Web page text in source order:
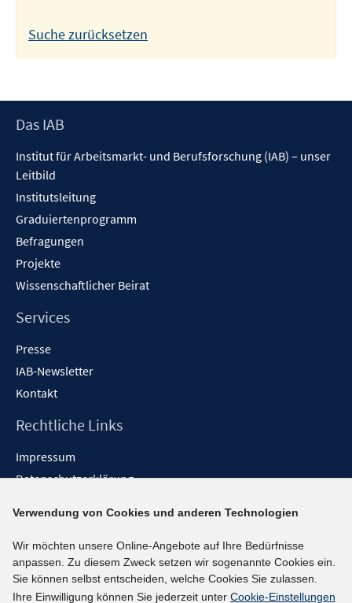
Suche zurücksetzen
Footer
Das IAB
Institut für Arbeitsmarkt- und Berufsforschung (IAB) – unser
Leitbild
Institutsleitung
Graduiertenprogramm
Befragungen
Projekte
Wissenschaftlicher Beirat
Services
Presse
IAB-Newsletter
Kontakt
Rechtliche Links
Impressum
Datenschutzerklärung
Barrieren melden
Social-Media-Kanäle
BlueSky
Verwendung von Cookies und anderen Technologien
Wir möchten unsere Online-Angebote auf Ihre Bedürfnisse
anpassen. Zu diesem Zweck setzen wir sogenannte Cookies ein.
Sie können selbst entscheiden, welche Cookies Sie zulassen.
Ihre Einwilligung können Sie jederzeit unter Cookie-Einstellungen